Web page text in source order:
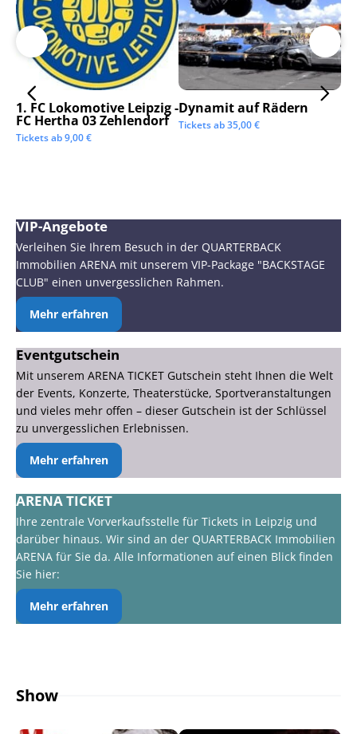
1. FC Lokomotive Leipzig -
FC Hertha 03 Zehlendorf
Tickets ab9,00€
Dynamit auf Rädern
Tickets ab35,00€
VIP-Angebote
Verleihen Sie Ihrem Besuch in der QUARTERBACK
Immobilien ARENA mit unserem VIP-Package "BACKSTAGE
CLUB" einen unvergesslichen Rahmen.
Mehr erfahren
Eventgutschein
Mit unserem ARENA TICKET Gutschein steht Ihnen die Welt
der Events, Konzerte, Theaterstücke, Sportveranstaltungen
und vieles mehr offen – dieser Gutschein ist der Schlüssel
zu unvergesslichen Erlebnissen.
Mehr erfahren
ARENA TICKET
Ihre zentrale Vorverkaufsstelle für Tickets in Leipzig und
darüber hinaus. Wir sind an der QUARTERBACK Immobilien
ARENA für Sie da. Alle Informationen auf einen Blick finden
Sie hier:
Mehr erfahren
Show